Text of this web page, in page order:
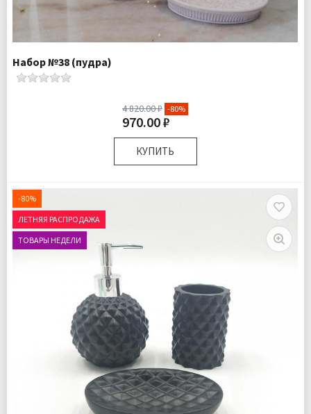
Набор №38 (пудра)
4 820.00 ₽ -80%
970.00 ₽
КУПИТЬ
Стаканчик для зубных щеток 1 шт
Мыльница для твердого мыла 1 шт
Доставка:
Подробнее
-80%
ЛЕТНЯЯ РАСПРОДАЖА
ТОВАРЫ НЕДЕЛИ